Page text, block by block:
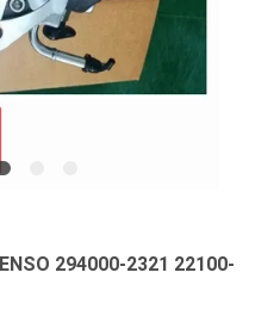
294000-2321 22100-